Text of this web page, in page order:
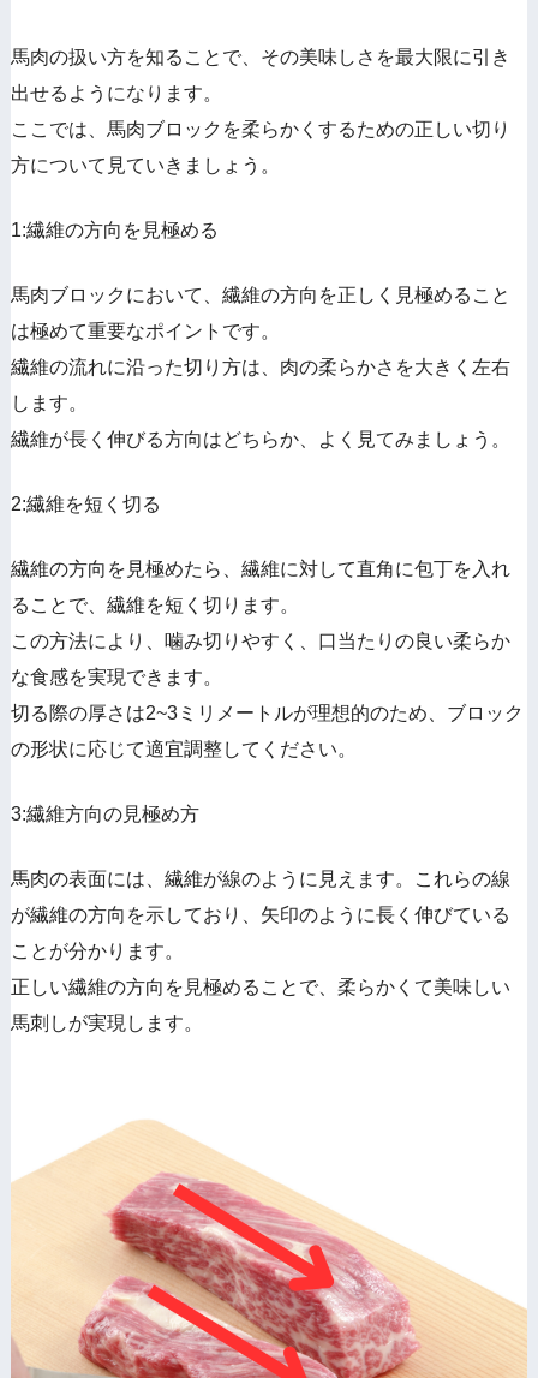
馬肉の扱い方を知ることで、その美味しさを最大限に引き
出せるようになります。
ここでは、馬肉ブロックを柔らかくするための正しい切り
方について見ていきましょう。
1:繊維の方向を見極める
馬肉ブロックにおいて、繊維の方向を正しく見極めること
は極めて重要なポイントです。
繊維の流れに沿った切り方は、肉の柔らかさを大きく左右
します。
繊維が長く伸びる方向はどちらか、よく見てみましょう。
2:繊維を短く切る
繊維の方向を見極めたら、繊維に対して直角に包丁を入れ
ることで、繊維を短く切ります。
この方法により、噛み切りやすく、口当たりの良い柔らか
な食感を実現できます。
切る際の厚さは2~3ミリメートルが理想的のため、ブロック
の形状に応じて適宜調整してください。
3:繊維方向の見極め方
馬肉の表面には、繊維が線のように見えます。これらの線
が繊維の方向を示しており、矢印のように長く伸びている
ことが分かります。
正しい繊維の方向を見極めることで、柔らかくて美味しい
馬刺しが実現します。